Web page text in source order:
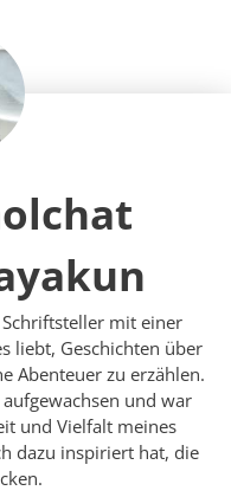
mit einer
liebt, Geschichten über
Abenteuer zu erzählen.
und war
und Vielfalt meines
dazu inspiriert hat, die